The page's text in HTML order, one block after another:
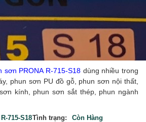
sơn PRONA R-715-S18 dùng nhiều trong
phun sơn PU đồ gỗ, phun sơn nội thất,
kính, phun sơn sắt thép, phun ngành
715-S18Tình trạng: Còn Hàng